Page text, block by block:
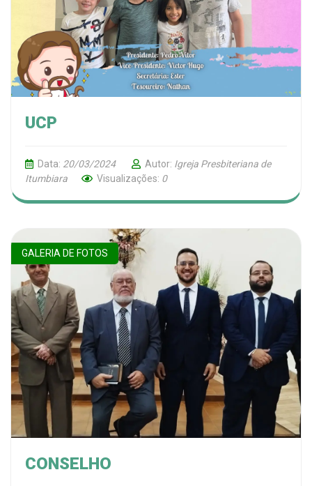
UCP
Data: 20/03/2024 Autor: Igreja Presbiteriana de
Itumbiara
Visualizações: 0
GALERIA DE FOTOS
CONSELHO